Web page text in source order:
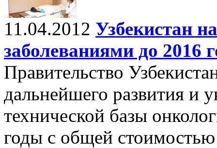
11.04.2012 Узбекистан
заболеваниями до 2016
Правительство
дальнейшего развития и
технической базы
годы с общей